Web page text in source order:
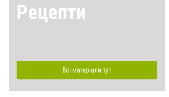
Рецепти
Всі матеріали тут